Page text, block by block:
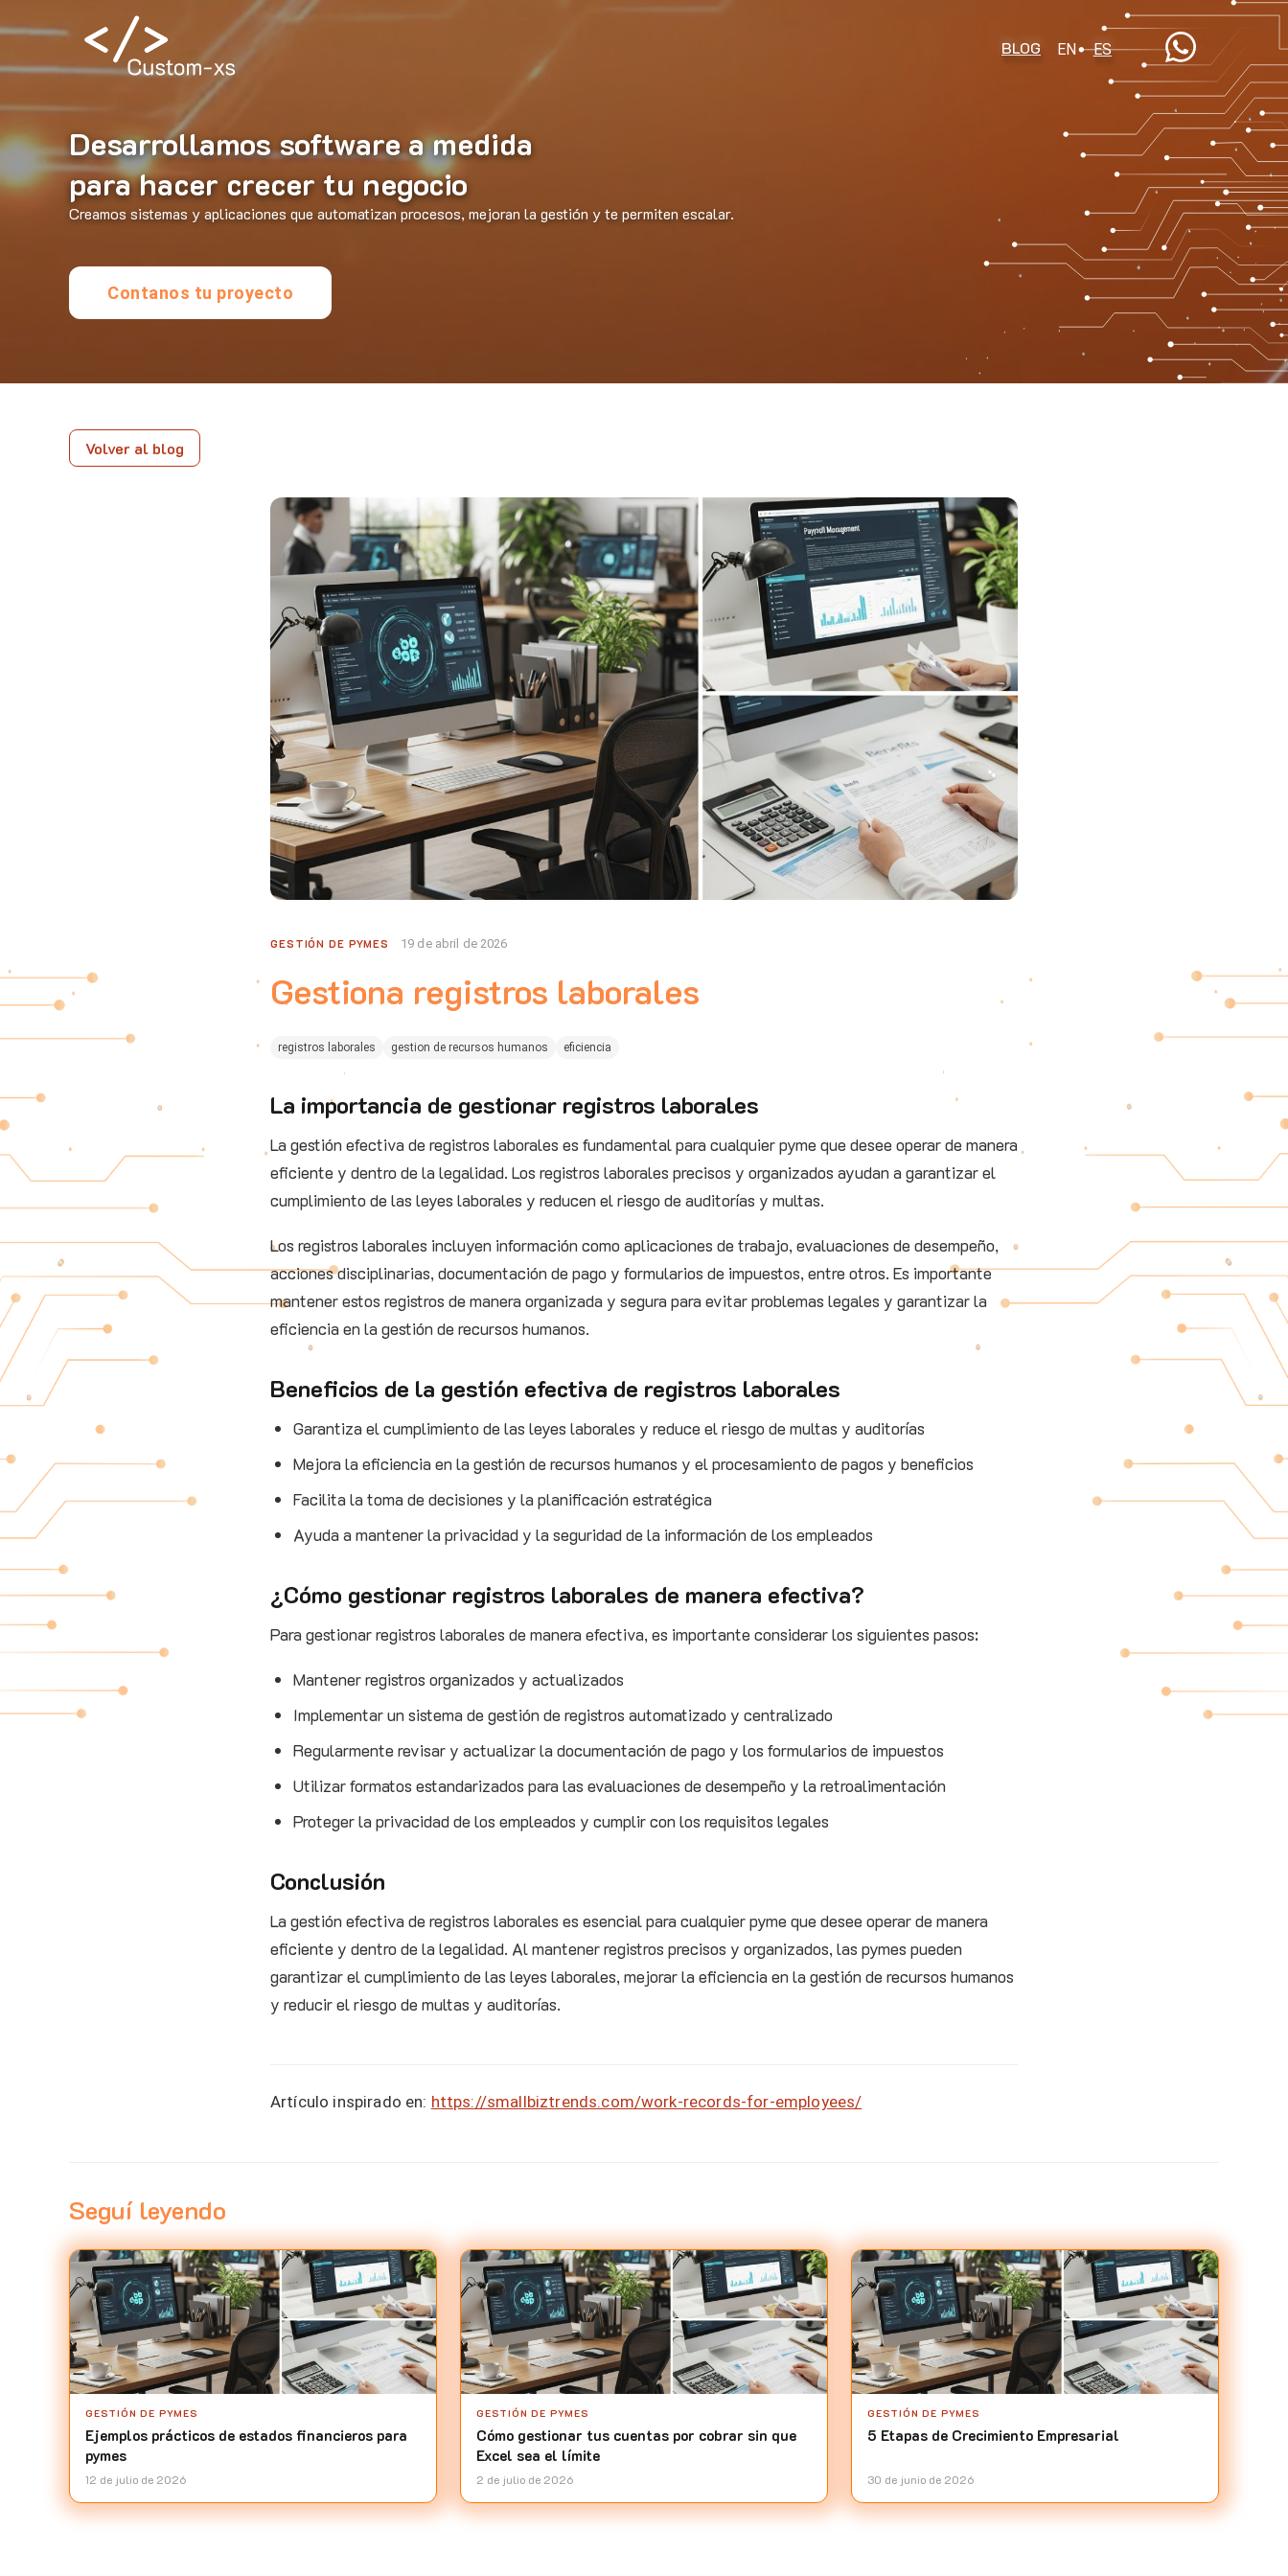
BLOG EN ES
Desarrollamos software a medida
para hacer crecer tu negocio
Creamos sistemas y aplicaciones que automatizan procesos, mejoran la gestión y te permiten escalar.
Contanos tu proyecto
Volver al blog
GESTIÓN DE PYMES 19 de abril de 2026
Gestiona registros laborales
registros laborales gestion de recursos humanos eficiencia
La importancia de gestionar registros laborales
La gestión efectiva de registros laborales es fundamental para cualquier pyme que desee operar de manera
eficiente y dentro de la legalidad. Los registros laborales precisos y organizados ayudan a garantizar el
cumplimiento de las leyes laborales y reducen el riesgo de auditorías y multas.
Los registros laborales incluyen información como aplicaciones de trabajo, evaluaciones de desempeño,
acciones disciplinarias, documentación de pago y formularios de impuestos, entre otros. Es importante
mantener estos registros de manera organizada y segura para evitar problemas legales y garantizar la
eficiencia en la gestión de recursos humanos.
Beneficios de la gestión efectiva de registros laborales
Garantiza el cumplimiento de las leyes laborales y reduce el riesgo de multas y auditorías
Mejora la eficiencia en la gestión de recursos humanos y el procesamiento de pagos y beneficios
Facilita la toma de decisiones y la planificación estratégica
Ayuda a mantener la privacidad y la seguridad de la información de los empleados
¿Cómo gestionar registros laborales de manera efectiva?
Para gestionar registros laborales de manera efectiva, es importante considerar los siguientes pasos:
Mantener registros organizados y actualizados
Implementar un sistema de gestión de registros automatizado y centralizado
Regularmente revisar y actualizar la documentación de pago y los formularios de impuestos
Utilizar formatos estandarizados para las evaluaciones de desempeño y la retroalimentación
Proteger la privacidad de los empleados y cumplir con los requisitos legales
Conclusión
La gestión efectiva de registros laborales es esencial para cualquier pyme que desee operar de manera
eficiente y dentro de la legalidad. Al mantener registros precisos y organizados, las pymes pueden
garantizar el cumplimiento de las leyes laborales, mejorar la eficiencia en la gestión de recursos humanos
y reducir el riesgo de multas y auditorías.
Artículo inspirado en: https://smallbiztrends.com/work-records-for-employees/
Seguí leyendo
GESTIÓN DE PYMES
Ejemplos prácticos de estados financieros para
pymes
12 de julio de 2026
GESTIÓN DE PYMES
Cómo gestionar tus cuentas por cobrar sin que
Excel sea el límite
2 de julio de 2026
GESTIÓN DE PYMES
5 Etapas de Crecimiento Empresarial
30 de junio de 2026